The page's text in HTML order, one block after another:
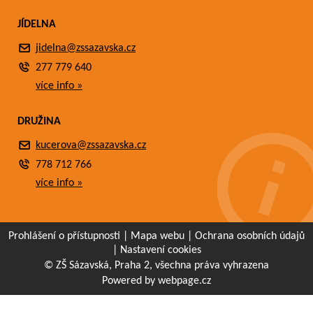
JÍDELNA
jidelna@zssazavska.cz
277 779 640
více info »
DRUŽINA
kucerova@zssazavska.cz
778 712 766
více info »
Prohlášení o přístupnosti Mapa webu
Ochrana osobních údajů
Nastavení cookies
© ZŠ Sázavská, Praha 2, všechna práva vyhrazena
Powered by webpage.cz